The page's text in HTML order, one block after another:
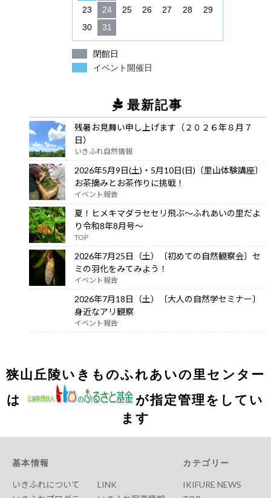
23
24 25 26 27 28
29
30
31
閉館日
イベント開催日
最新記事
残暑お見舞い申し上げます（２０２６年８月７
日）
いきふれ自然情報
2026年5月9日(土)・5月10日(日)〔里山体験講座〕
お茶摘みとお茶作りに挑戦！
イベント報告
夏！ヒメキマダラセセリ飛ぶ～ふれあいの里だよ
り令和8年8月号～
TOP
2026年7月25日（土）〔初めての自然観察会〕セ
ミの羽化をみてみよう！
イベント報告
2026年7月18日（土）〔大人の自然学セミナー〕
身近なアリ観察
イベント報告
狭山丘陵いきものふれあいの里センター
は
が指定管理をしてい
ます
基本情報
いきふれについて
LINK
カテゴリー
IKIFURE NEWS